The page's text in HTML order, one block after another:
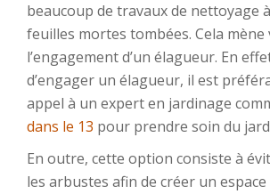
beaucoup de travaux de nettoyage
feuilles mortes tombées. Cela mène
l’engagement d’un élagueur. En
d’engager un élagueur, il est
appel à un expert en jardinage
dans le 13 pour prendre soin du
En outre, cette option consiste à
les arbustes afin de créer un